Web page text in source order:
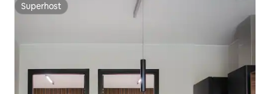
Superhost
Superhost